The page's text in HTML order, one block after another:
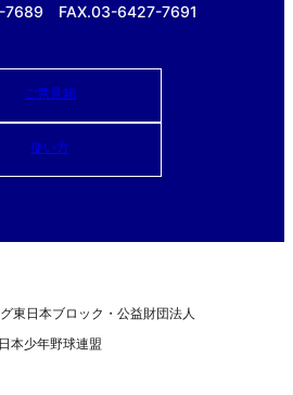
7689 FAX.03-6427-7691
ご意見箱
使い方
東日本ブロック・公益財団法人
日本少年野球連盟